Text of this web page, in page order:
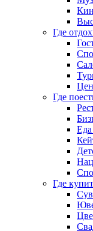
Где
Где
Где